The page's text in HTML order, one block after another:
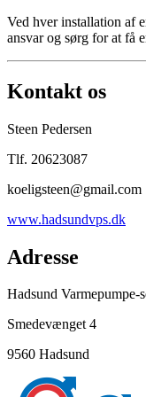
Ved hver installation af
ansvar og sørg for at få
Kontakt os
Steen Pedersen
Tlf. 20623087
koeligsteen@gmail.com
www.hadsundvps.dk
Adresse
Hadsund Varmepumpe-
Smedevænget 4
9560 Hadsund